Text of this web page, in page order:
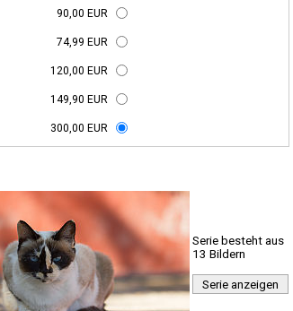
90,00 EUR
74,99 EUR
120,00 EUR
149,90 EUR
300,00 EUR
Serie besteht aus
13 Bildern
Serie anzeigen